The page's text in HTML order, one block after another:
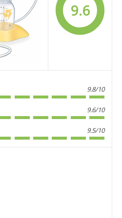
9.6
9.8/10
9.6/10
9.5/10